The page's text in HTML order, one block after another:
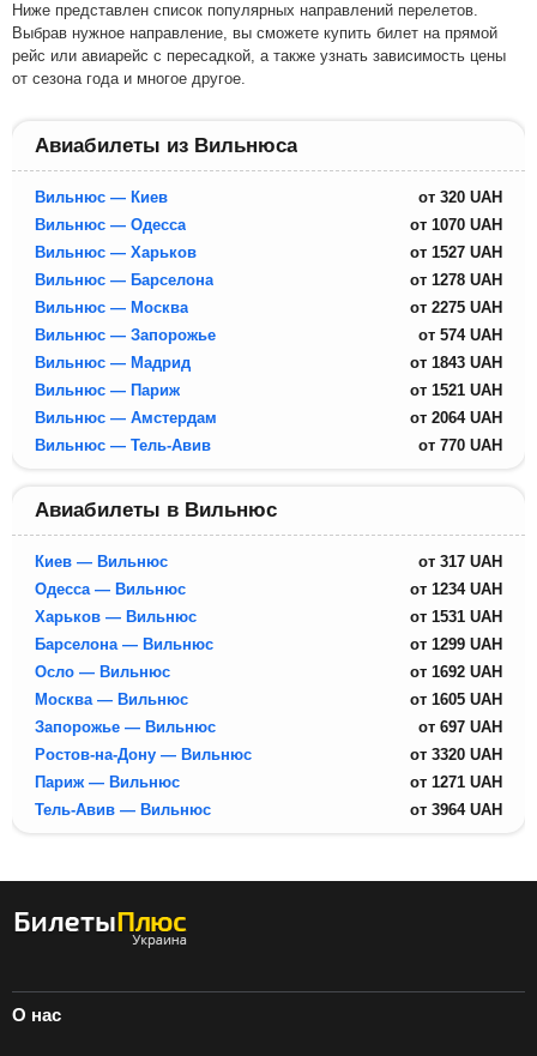
Ниже представлен список популярных направлений перелетов.
Выбрав нужное направление, вы сможете купить билет на прямой
рейс или авиарейс с пересадкой, а также узнать зависимость цены
от сезона года и многое другое.
Авиабилеты из Вильнюса
Вильнюс — Киев от 320 UAH
Вильнюс — Одесса
от 1070 UAH
Вильнюс — Харьков
от 1527 UAH
Вильнюс — Барселона
от 1278 UAH
Вильнюс — Москва
от 2275 UAH
Вильнюс — Запорожье
от 574 UAH
Вильнюс — Мадрид
от 1843 UAH
Вильнюс — Париж
от 1521 UAH
Вильнюс — Амстердам
от 2064 UAH
Вильнюс — Тель-Авив
от 770 UAH
Авиабилеты в Вильнюс
Киев — Вильнюс от 317 UAH
Одесса — Вильнюс
от 1234 UAH
Харьков — Вильнюс
от 1531 UAH
Барселона — Вильнюс
от 1299 UAH
Осло — Вильнюс
от 1692 UAH
Москва — Вильнюс
от 1605 UAH
Запорожье — Вильнюс
от 697 UAH
Ростов-на-Дону — Вильнюс
от 3320 UAH
Париж — Вильнюс
от 1271 UAH
Тель-Авив — Вильнюс
от 3964 UAH
О нас